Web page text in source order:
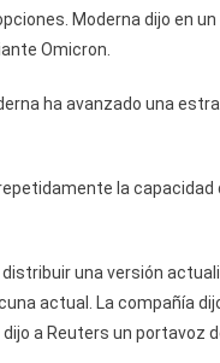
Moderna dijo en
Omicron.
ha avanzado una
la
una versión
actual. La compañía
a Reuters un portavoz